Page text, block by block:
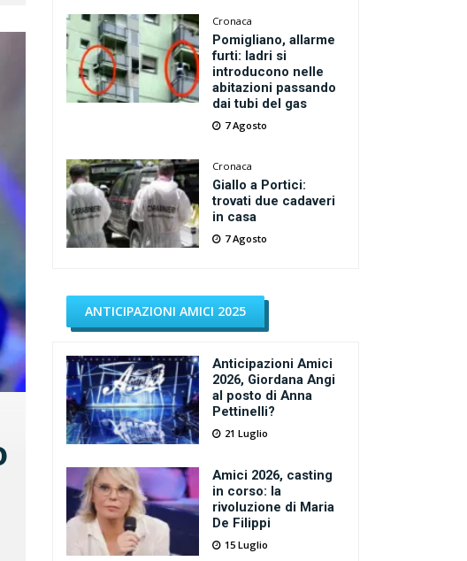
Cronaca
Pomigliano, allarme
furti: ladri si
introducono nelle
abitazioni passando
dai tubi del gas
7 Agosto
Cronaca
Giallo a Portici:
trovati due cadaveri
in casa
7 Agosto
ANTICIPAZIONI AMICI 2025
Anticipazioni Amici
2026, Giordana Angi
al posto di Anna
Pettinelli?
21 Luglio
Amici 2026, casting
in corso: la
rivoluzione di Maria
De Filippi
15 Luglio